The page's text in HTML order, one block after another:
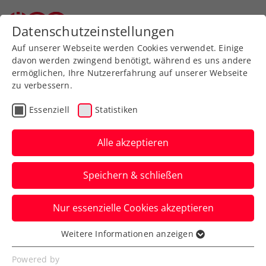
Aktuelle News
News filtern
Datenschutzeinstellungen
Auf unserer Webseite werden Cookies verwendet. Einige
davon werden zwingend benötigt, während es uns andere
ermöglichen, Ihre Nutzererfahrung auf unserer Webseite
zu verbessern.
Essenziell Statistiken
Alle akzeptieren
Speichern & schließen
Nur essenzielle Cookies akzeptieren
Essenziell
Essenzielle Cookies werden für grundlegende
Weitere Informationen anzeigen
Powered by